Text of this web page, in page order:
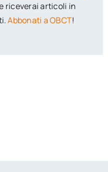
riceverai articoli in
Abbonati a OBCT!